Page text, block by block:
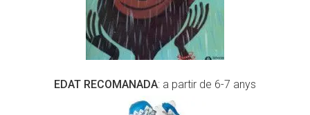
EDAT RECOMANADA: a partir de 6-7 anys